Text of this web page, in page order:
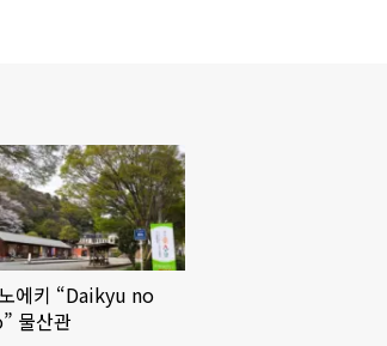
에키 “Daikyu no
물산관